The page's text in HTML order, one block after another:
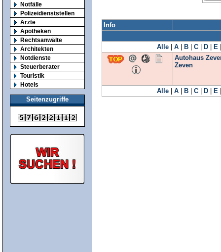
Notfälle
Polizeidienststellen
Ärzte
Apotheken
Rechtsanwälte
Architekten
Notdienste
Steuerberater
Touristik
Hotels
Seitenzugriffe
Info
Alle A B C D E
Autohaus
Zeven
Alle A B C D E